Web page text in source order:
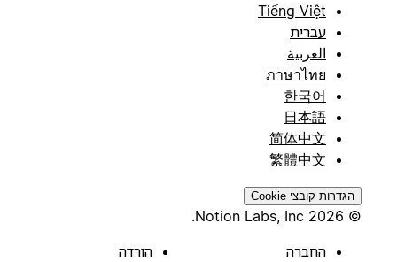
Tiếng Việt
עברית
العربية
ภาษาไทย
한국어
日本語
简体中文
繁體中文
הגדרות קובצי Cookie
החברה
הורדה